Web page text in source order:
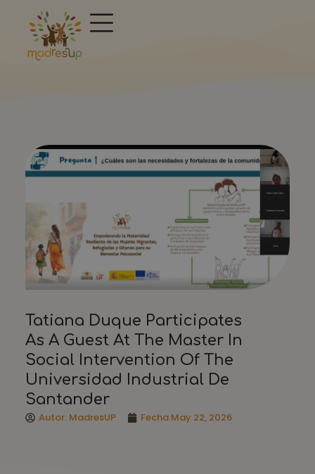
Tatiana Duque Participates
As A Guest At The Master In
Social Intervention Of The
Universidad Industrial De
Santander
Autor:MadresUP Fecha May 22, 2026